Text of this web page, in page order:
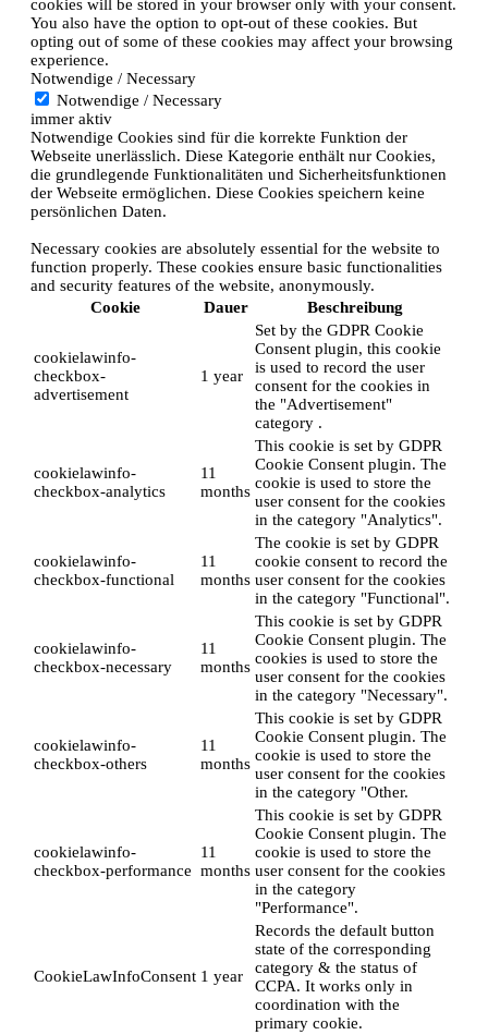
cookies will be stored in your browser only with your consent.
You also have the option to opt-out of these cookies. But
opting out of some of these cookies may affect your browsing
experience.
Notwendige / Necessary
Notwendige / Necessary
immer aktiv
Notwendige Cookies sind für die korrekte Funktion der
Webseite unerlässlich. Diese Kategorie enthält nur Cookies,
die grundlegende Funktionalitäten und Sicherheitsfunktionen
der Webseite ermöglichen. Diese Cookies speichern keine
persönlichen Daten.
Necessary cookies are absolutely essential for the website to
function properly. These cookies ensure basic functionalities
and security features of the website, anonymously.
Cookie
Dauer Beschreibung
cookielawinfo-
checkbox-
advertisement
1 year
Set by the GDPR Cookie
Consent plugin, this cookie
is used to record the user
consent for the cookies in
the "Advertisement"
category .
cookielawinfo-
checkbox-analytics
11
months
This cookie is set by GDPR
Cookie Consent plugin. The
cookie is used to store the
user consent for the cookies
in the category "Analytics".
cookielawinfo-
checkbox-functional
11
months
The cookie is set by GDPR
cookie consent to record the
user consent for the cookies
in the category "Functional".
cookielawinfo-
checkbox-necessary
11
months
This cookie is set by GDPR
Cookie Consent plugin. The
cookies is used to store the
user consent for the cookies
in the category "Necessary".
cookielawinfo-
checkbox-others
11
months
This cookie is set by GDPR
Cookie Consent plugin. The
cookie is used to store the
user consent for the cookies
in the category "Other.
cookielawinfo-
checkbox-performance
11
months
This cookie is set by GDPR
Cookie Consent plugin. The
cookie is used to store the
user consent for the cookies
in the category
"Performance".
CookieLawInfoConsent 1 year
Records the default button
state of the corresponding
category & the status of
CCPA. It works only in
coordination with the
primary cookie.